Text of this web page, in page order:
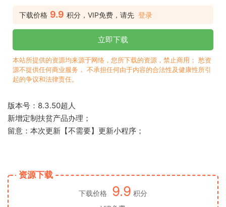
下载价格 9.9 积分，VIP免费，请先 登录
立即下载
本站所提供的资源均来源于网络，您所下载的资源，禁止商用； 愁资
源不提供任何商业服务， 不承担任何由于内容的合法性及健康性所引
起的争议和法律责任。
版本号：8.3.50超人
新增定制扶贫产品办理；
留意：本次更新【不需要】更新小程序；
资源下载
下载价格 9.9 积分